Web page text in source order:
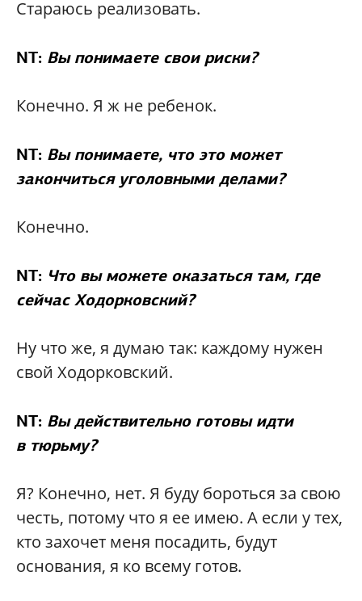
Стараюсь реализовать.
NT: Вы понимаете свои риски?
Конечно. Я ж не ребенок.
NT: Вы понимаете, что это может
закончиться уголовными делами?
Конечно.
NT: Что вы можете оказаться там, где
сейчас Ходорковский?
Ну что же, я думаю так: каждому нужен
свой Ходорковский.
NT: Вы действительно готовы идти
в тюрьму?
Я? Конечно, нет. Я буду бороться за свою
честь, потому что я ее имею. А если у тех,
кто захочет меня посадить, будут
основания, я ко всему готов.